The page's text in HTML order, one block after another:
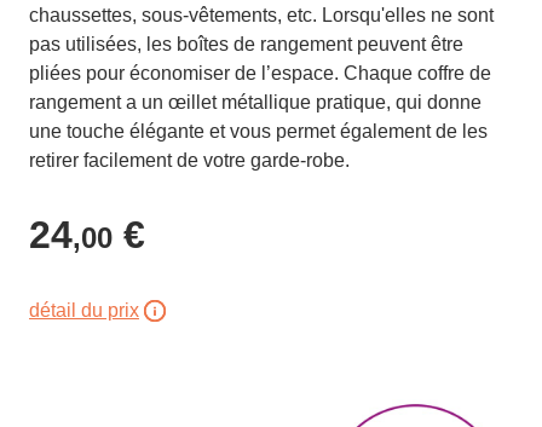
chaussettes, sous-vêtements, etc. Lorsqu'elles ne sont
pas utilisées, les boîtes de rangement peuvent être
pliées pour économiser de l’espace. Chaque coffre de
rangement a un œillet métallique pratique, qui donne
une touche élégante et vous permet également de les
retirer facilement de votre garde-robe.
24,00 €
détail du prix